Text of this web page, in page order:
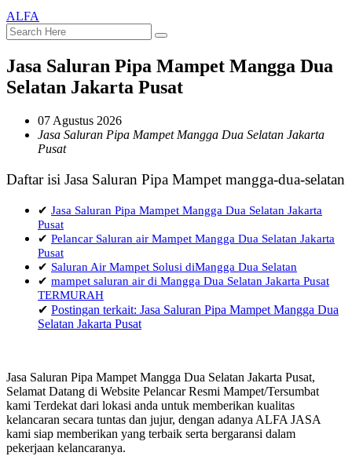
ALFA
Jasa Saluran Pipa Mampet Mangga Dua
Selatan Jakarta Pusat
07 Agustus 2026
Jasa Saluran Pipa Mampet Mangga Dua Selatan Jakarta
Pusat
Daftar isi Jasa Saluran Pipa Mampet mangga-dua-selatan
✔ Jasa Saluran Pipa Mampet Mangga Dua Selatan Jakarta
Pusat
✔ Pelancar Saluran air Mampet Mangga Dua Selatan Jakarta
Pusat
✔ Saluran Air Mampet Solusi diMangga Dua Selatan
✔ mampet saluran air di Mangga Dua Selatan Jakarta Pusat
TERMURAH
✔ Postingan terkait: Jasa Saluran Pipa Mampet Mangga Dua
Selatan Jakarta Pusat
Jasa Saluran Pipa Mampet Mangga Dua Selatan Jakarta Pusat,
Selamat Datang di Website Pelancar Resmi Mampet/Tersumbat
kami Terdekat dari lokasi anda untuk memberikan kualitas
kelancaran secara tuntas dan jujur, dengan adanya ALFA JASA
kami siap memberikan yang terbaik serta bergaransi dalam
pekerjaan kelancaranya.